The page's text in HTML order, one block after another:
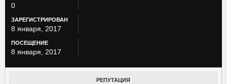
0
ЗАРЕГИСТРИРОВАН
8 января, 2017
ПОСЕЩЕНИЕ
8 января, 2017
РЕПУТАЦИЯ